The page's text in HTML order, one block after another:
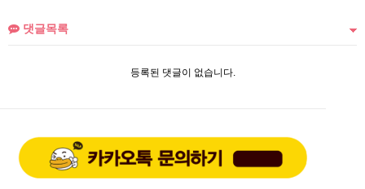
댓글목록
등록된 댓글이 없습니다.